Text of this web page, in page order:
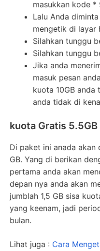
masukkan kode
Lalu Anda
mengetik di layar
Silahkan tunggu
Silahkan tunggu
Jika anda
masuk pesan
kuota 10GB anda
anda tidak di
kuota Gratis
Di paket ini anada
GB. Yang di berikan
pertama anda akan
depan nya anda akan
jumblah 1,5 GB sisa
yang keenam, jadi
bulan.
Lihat juga : Cara